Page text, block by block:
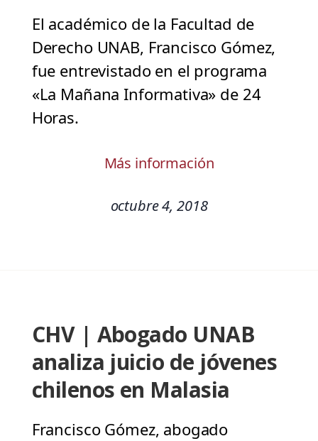
El académico de la Facultad de
Derecho UNAB, Francisco Gómez,
fue entrevistado en el programa
«La Mañana Informativa» de 24
Horas.
Más información
octubre 4, 2018
CHV | Abogado UNAB
analiza juicio de jóvenes
chilenos en Malasia
Francisco Gómez, abogado